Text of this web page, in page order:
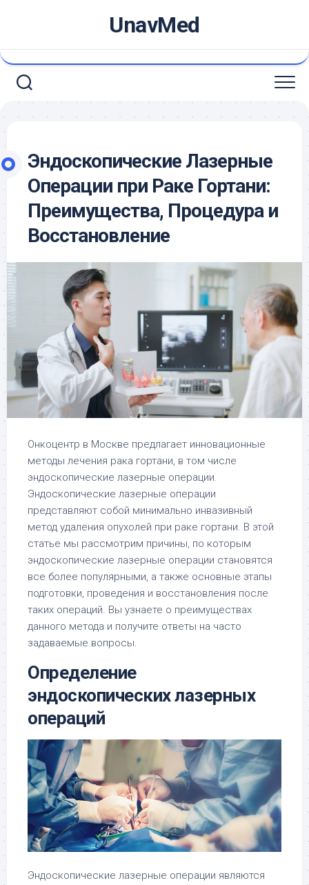
UnavMed
Эндоскопические Лазерные
Операции при Раке Гортани:
Преимущества, Процедура и
Восстановление
Онкоцентр в Москве предлагает инновационные
методы лечения рака гортани, в том числе
эндоскопические лазерные операции.
Эндоскопические лазерные операции
представляют собой минимально инвазивный
метод удаления опухолей при раке гортани. В этой
статье мы рассмотрим причины, по которым
эндоскопические лазерные операции становятся
все более популярными, а также основные этапы
подготовки, проведения и восстановления после
таких операций. Вы узнаете о преимуществах
данного метода и получите ответы на часто
задаваемые вопросы.
Определение
эндоскопических лазерных
операций
Эндоскопические лазерные операции являются